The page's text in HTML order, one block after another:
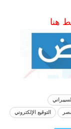
هنا
التوقيع الإلكتروني